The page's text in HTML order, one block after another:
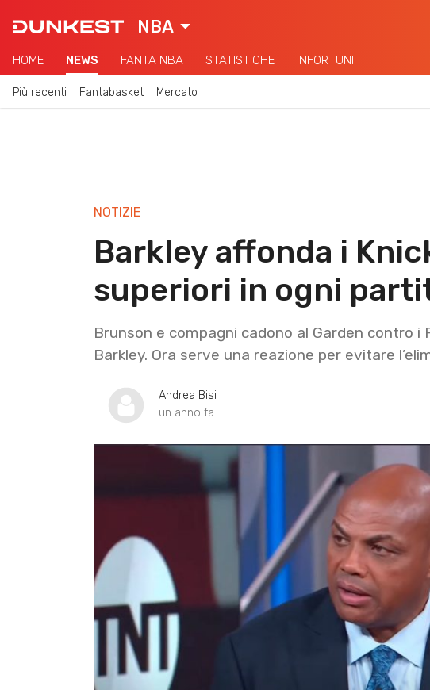
NBA
HOME NEWS FANTA NBA STATISTICHE INFORTUNI
Più recenti Fantabasket Mercato
NOTIZIE
Barkley affonda i
superiori in ogni
Brunson e compagni cadono al Garden contro
Barkley. Ora serve una reazione per evitare
Andrea Bisi
un anno fa